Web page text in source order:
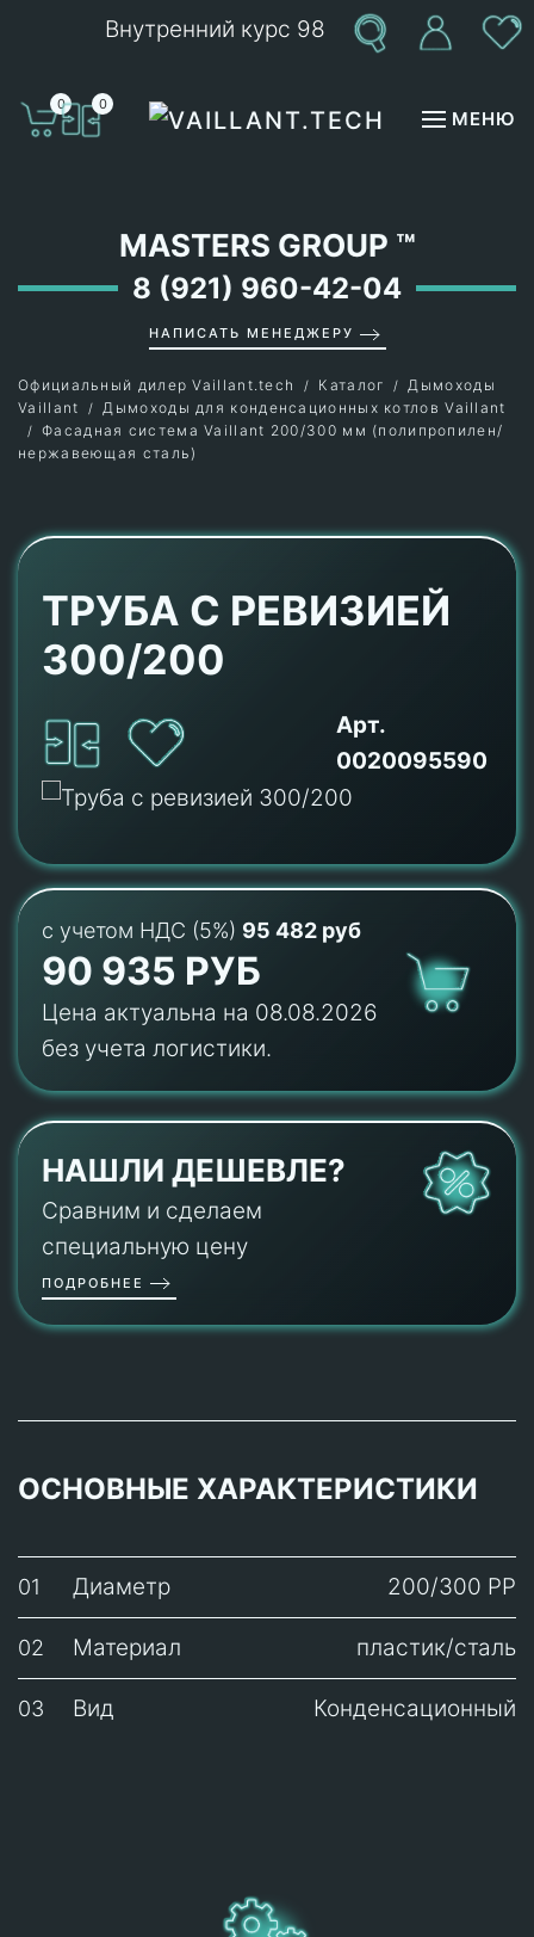
Внутренний курс 98
0 0
МЕНЮ
MASTERS GROUP ™
8 (921) 960-42-04
НАПИСАТЬ МЕНЕДЖЕРУ
Официальный дилер Vaillant.tech Каталог
Дымоходы
Vaillant
Дымоходы для конденсационных котлов Vaillant
Фасадная система Vaillant 200/300 мм (полипропилен/
нержавеющая сталь)
ТРУБА С РЕВИЗИЕЙ
300/200
Арт.
0020095590
с учетом НДС (5%) 95 482 руб
90 935 РУБ
Цена актуальна на 08.08.2026
без учета логистики.
НАШЛИ ДЕШЕВЛЕ?
Сравним и сделаем
специальную цену
ПОДРОБНЕЕ
ОСНОВНЫЕ ХАРАКТЕРИСТИКИ
01 Диаметр 200/300 PP
02 Материал пластик/сталь
03 Вид Конденсационный